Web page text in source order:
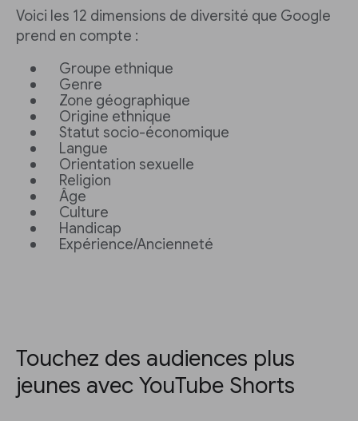
Voici les 12 dimensions de diversité que Google
prend en compte :
Groupe ethnique
Genre
Zone géographique
Origine ethnique
Statut socio-économique
Langue
Orientation sexuelle
Religion
Âge
Culture
Handicap
Expérience/Ancienneté
Touchez des audiences plus
jeunes avec YouTube Shorts